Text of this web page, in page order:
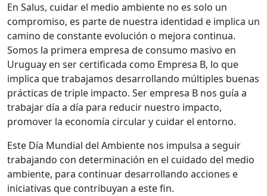
En Salus, cuidar el medio ambiente no es solo un
compromiso, es parte de nuestra identidad e implica un
camino de constante evolución o mejora continua.
Somos la primera empresa de consumo masivo en
Uruguay en ser certificada como Empresa B, lo que
implica que trabajamos desarrollando múltiples buenas
prácticas de triple impacto. Ser empresa B nos guía a
trabajar día a día para reducir nuestro impacto,
promover la economía circular y cuidar el entorno.
Este Día Mundial del Ambiente nos impulsa a seguir
trabajando con determinación en el cuidado del medio
ambiente, para continuar desarrollando acciones e
iniciativas que contribuyan a este fin.